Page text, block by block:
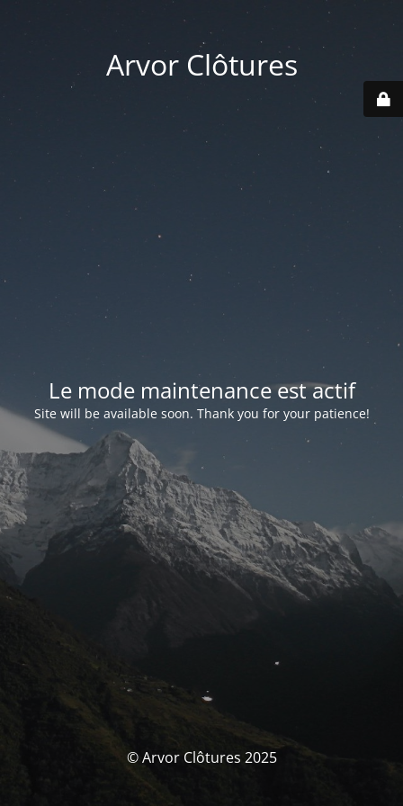
Arvor Clôtures
Le mode maintenance est actif
Site will be available soon. Thank you for your patience!
© Arvor Clôtures 2025